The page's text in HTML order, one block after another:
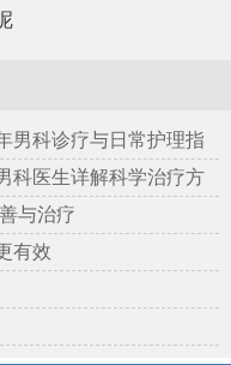
男科诊疗与日常护理指
科医生详解科学治疗方
与治疗
有效